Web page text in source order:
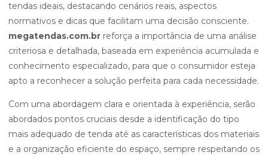
tendas ideais, destacando cenários reais, aspectos
normativos e dicas que facilitam uma decisão consciente.
megatendas.com.br reforça a importância de uma análise
criteriosa e detalhada, baseada em experiência acumulada e
conhecimento especializado, para que o consumidor esteja
apto a reconhecer a solução perfeita para cada necessidade.
Com uma abordagem clara e orientada à experiência, serão
abordados pontos cruciais desde a identificação do tipo
mais adequado de tenda até as características dos materiais
e a organização eficiente do espaço, sempre respeitando os